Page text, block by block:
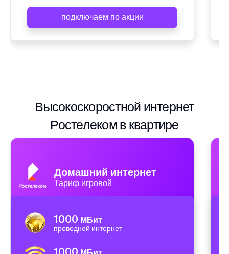
подключаем по акции
Высокоскоростной интернет
Ростелеком в квартире
Домашний интернет
Тариф игровой
1000 МБит
проводной интернет